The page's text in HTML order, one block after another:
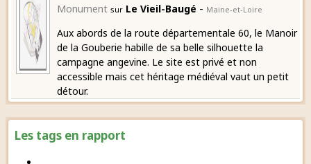
Les tags en rapport
Monument sur Le Vieil-Baugé - Maine-et-Loire
Aux abords de la route départementale 60, le Manoir
de la Gouberie habille de sa belle silhouette la
campagne angevine. Le site est privé et non
accessible mais cet héritage médiéval vaut un petit
détour.